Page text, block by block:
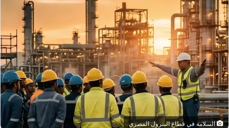
السلامة في قطاع البترول المصري